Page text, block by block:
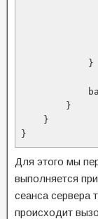
            }
        }
    }
Для этого мы
выполняется
сеанса сервера
происходит